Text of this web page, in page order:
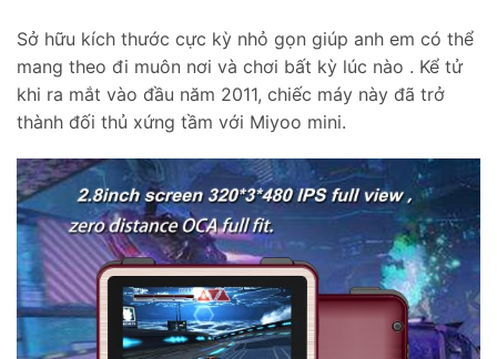
Sở hữu kích thước cực kỳ nhỏ gọn giúp anh em có thể
mang theo đi muôn nơi và chơi bất kỳ lúc nào . Kể tử
khi ra mắt vào đầu năm 2011, chiếc máy này đã trở
thành đối thủ xứng tầm với Miyoo mini.